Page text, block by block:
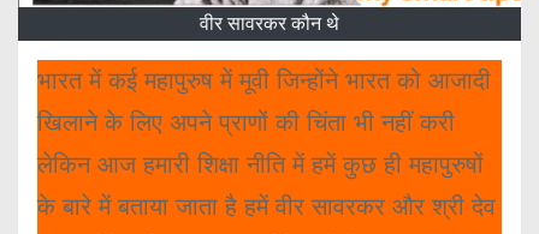
वीर सावरकर कौन थे
भारत में कई महापुरुष में मूवी जिन्होंने भारत को आजादी
खिलाने के लिए अपने प्राणों की चिंता भी नहीं करी
लेकिन आज हमारी शिक्षा नीति में हमें कुछ ही महापुरुषों
के बारे में बताया जाता है हमें वीर सावरकर और श्री देव